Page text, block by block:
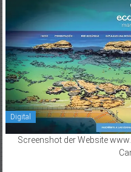
Kanarischen
Inseln
Digital
Screenshot der Website